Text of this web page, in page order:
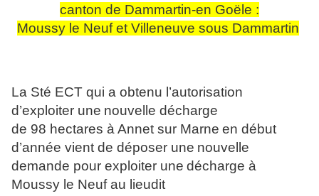
canton de Dammartin-en Goële :
Moussy le Neuf et Villeneuve sous Dammartin
La Sté ECT qui a obtenu l’autorisation
d’exploiter une nouvelle décharge
de 98 hectares à Annet sur Marne en début
d’année vient de déposer une nouvelle
demande pour exploiter une décharge à
Moussy le Neuf au lieudit